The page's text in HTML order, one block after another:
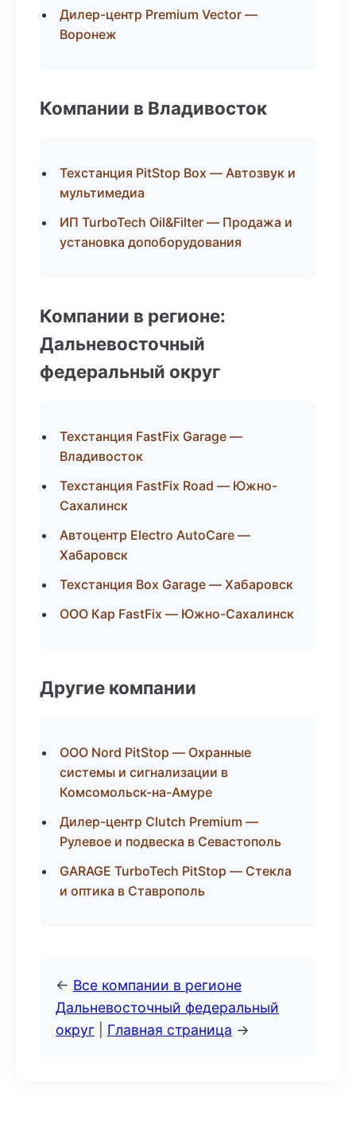
Дилер-центр Premium Vector —
Воронеж
Компании в Владивосток
Техстанция PitStop Box — Автозвук и
мультимедиа
ИП TurboTech Oil&Filter — Продажа и
установка допоборудования
Компании в регионе:
Дальневосточный
федеральный округ
Техстанция FastFix Garage —
Владивосток
Техстанция FastFix Road — Южно-
Сахалинск
Автоцентр Electro AutoCare —
Хабаровск
Техстанция Box Garage — Хабаровск
ООО Кар FastFix — Южно-Сахалинск
Другие компании
ООО Nord PitStop — Охранные
системы и сигнализации в
Комсомольск-на-Амуре
Дилер-центр Clutch Premium —
Рулевое и подвеска в Севастополь
GARAGE TurboTech PitStop — Стекла
и оптика в Ставрополь
← Все компании в регионе
Дальневосточный федеральный
округ
Главная страница →